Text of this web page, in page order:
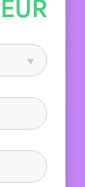
EUR